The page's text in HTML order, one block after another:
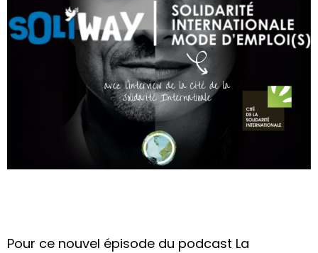
Pour ce nouvel épisode du podcast La